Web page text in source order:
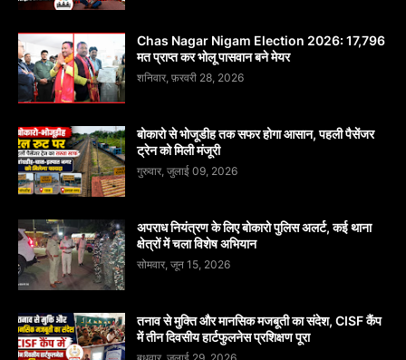
Chas Nagar Nigam Election 2026: 17,796
मत प्राप्त कर भोलू पासवान बने मेयर
शनिवार, फ़रवरी 28, 2026
बोकारो से भोजूडीह तक सफर होगा आसान, पहली पैसेंजर
ट्रेन को मिली मंजूरी
गुरुवार, जुलाई 09, 2026
अपराध नियंत्रण के लिए बोकारो पुलिस अलर्ट, कई थाना
क्षेत्रों में चला विशेष अभियान
सोमवार, जून 15, 2026
तनाव से मुक्ति और मानसिक मजबूती का संदेश, CISF कैंप
में तीन दिवसीय हार्टफुलनेस प्रशिक्षण पूरा